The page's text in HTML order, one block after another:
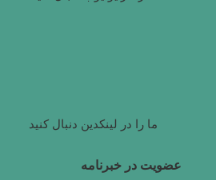
ما را در لینکدین دنبال کنید
عضویت در خبرنامه